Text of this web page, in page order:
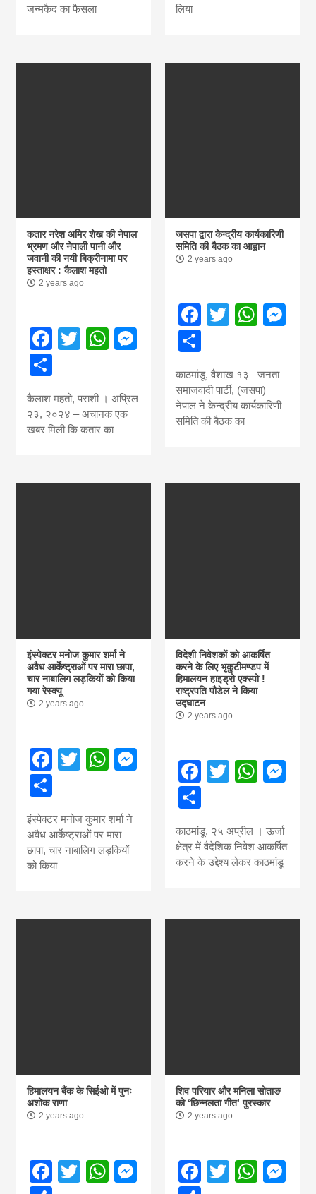
जन्मकैद का फैसला
लिया
कतार नरेश अमिर शेख की नेपाल
भ्रमण और नेपाली पानी और
जवानी की नयी बिक्रीनामा पर
हस्ताक्षर : कैलाश महतो
2 years ago
Facebook
TwitterWhatsApp
Messenger
कैलाश महतो, पराशी । अप्रिल
२३, २०२४ – अचानक एक
खबर मिली कि कतार का
जसपा द्वारा केन्द्रीय कार्यकारिणी
समिति की बैठक का आह्वान
2 years ago
Facebook
Twitter
काठमांडू, वैशाख १३– जनता
समाजवादी पार्टी, (जसपा)
नेपाल ने केन्द्रीय कार्यकारिणी
समिति की बैठक का
इंस्पेक्टर मनोज कुमार शर्मा ने
अवैध आर्केष्ट्राओं पर मारा छापा,
चार नाबालिग लड़कियों को किया
गया रेस्क्यू
2 years ago
Facebook
TwitterWhatsApp
Messenger
इंस्पेक्टर मनोज कुमार शर्मा ने
अवैध आर्केष्ट्राओं पर मारा
छापा, चार नाबालिग लड़कियों
को किया
विदेशी निवेशकों को आकर्षित
करने के लिए भृकुटीमण्डप में
हिमालयन हाइड्रो एक्स्पो !
राष्ट्रपति पौडेल ने किया
उद्घाटन
2 years ago
Facebook
Twitter
काठमांडू, २५ अप्रील । ऊर्जा
क्षेत्र में वैदेशिक निवेश आकर्षित
करने के उद्देश्य लेकर काठमांडू
हिमालयन बैंक के सिईओ में पुनः
अशोक राणा
2 years ago
Facebook
TwitterWhatsApp
Messenger
शिव परियार और मनिला सोताङ
को ‘छिन्नलता गीत’ पुरस्कार
2 years ago
Facebook
Twitter